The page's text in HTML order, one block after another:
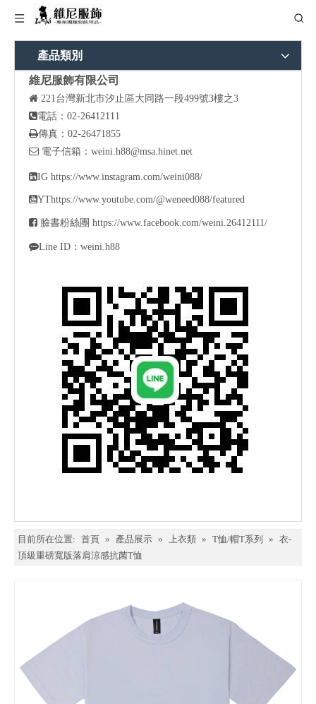
產品類別
維尼服飾有限公司
 221台灣新北市汐止區大同路一段499號3樓之3
電話：02-26412111
傳真：02-26471855
 電子信箱： weini.h88@msa.hinet.net
IG https://www.instagram.com/weini088/
YThttps://www.youtube.com/@weneed088/featured
 臉書粉絲團 https://www.facebook.com/weini.26412111/
Line ID：weini.h88
目前所在位置: 首頁 » 產品展示 » 上衣類 » T恤/帽T系列 » 衣-
頂級重磅寬版落肩涼感抗菌T恤